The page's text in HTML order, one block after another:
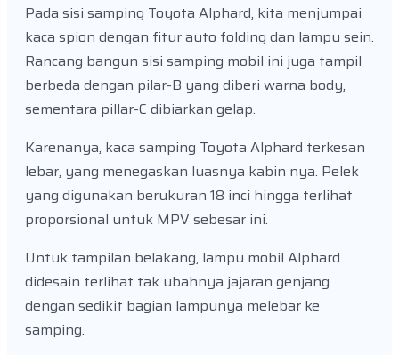
Pada sisi samping Toyota Alphard, kita menjumpai
kaca spion dengan fitur auto folding dan lampu sein.
Rancang bangun sisi samping mobil ini juga tampil
berbeda dengan pilar-B yang diberi warna body,
sementara pillar-C dibiarkan gelap.
Karenanya, kaca samping Toyota Alphard terkesan
lebar, yang menegaskan luasnya kabin nya. Pelek
yang digunakan berukuran 18 inci hingga terlihat
proporsional untuk MPV sebesar ini.
Untuk tampilan belakang, lampu mobil Alphard
didesain terlihat tak ubahnya jajaran genjang
dengan sedikit bagian lampunya melebar ke
samping.